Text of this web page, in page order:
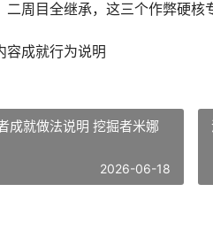
二周目全继承，这三个作弊硬
容成就行为说明
成就做法说明 挖掘者米娜
2026-06-18